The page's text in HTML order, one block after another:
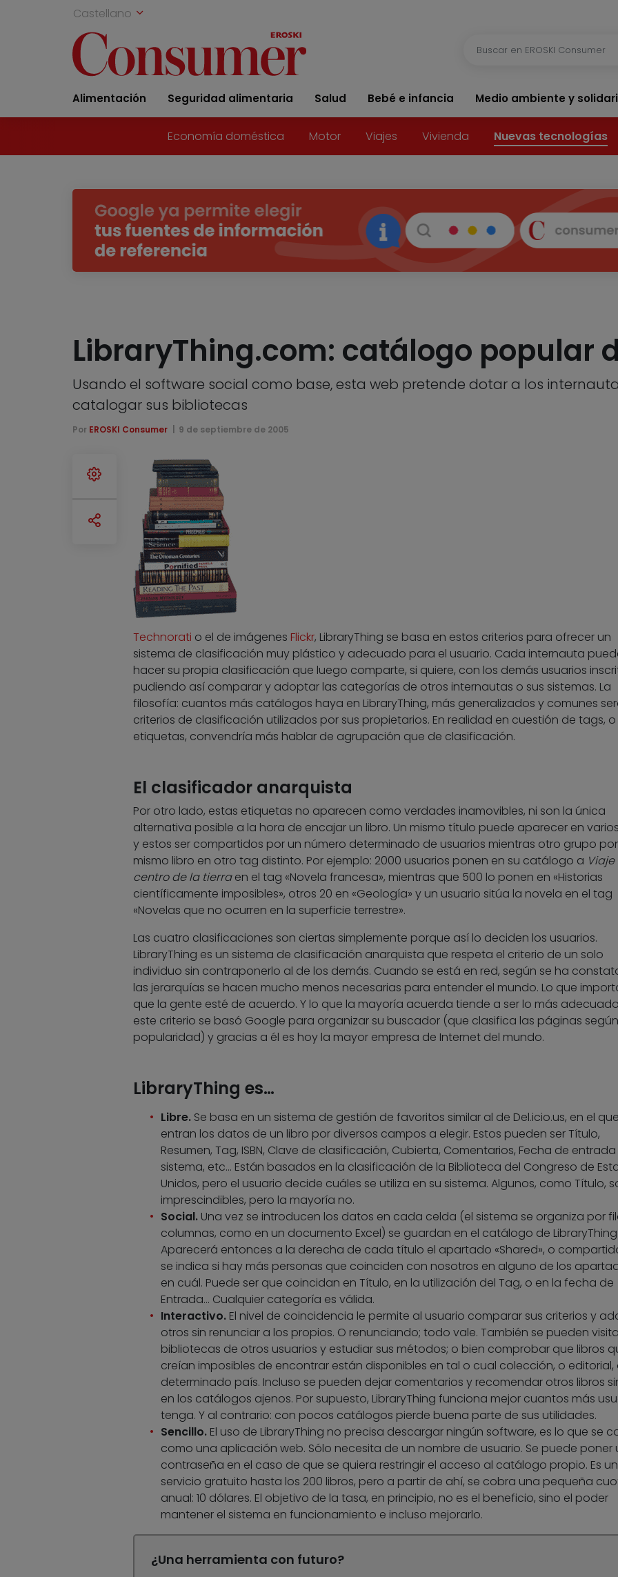
Castellano
Alimentación Seguridad alimentaria Salud Bebé e infancia Medio ambiente y
Economía doméstica Motor Viajes Vivienda Nuevas tecnologías
LibraryThing.com: catálogo popular
Usando el software social como base, esta web pretende dotar a los
catalogar sus bibliotecas
Por EROSKI Consumer 9 de septiembre de 2005
Technorati o el de imágenes Flickr, LibraryThing se basa en estos criterios para ofrecer un
sistema de clasificación muy plástico y adecuado para el usuario. Cada internauta
hacer su propia clasificación que luego comparte, si quiere, con los demás usuarios
pudiendo así comparar y adoptar las categorías de otros internautas o sus sistemas. La
filosofía: cuantos más catálogos haya en LibraryThing, más generalizados y comunes
criterios de clasificación utilizados por sus propietarios. En realidad en cuestión de tags, o
etiquetas, convendría más hablar de agrupación que de clasificación.
El clasificador anarquista
Por otro lado, estas etiquetas no aparecen como verdades inamovibles, ni son la única
alternativa posible a la hora de encajar un libro. Un mismo título puede aparecer en
y estos ser compartidos por un número determinado de usuarios mientras otro grupo
mismo libro en otro tag distinto. Por ejemplo: 2000 usuarios ponen en su catálogo a Viaje
centro de la tierraen el tag «Novela francesa», mientras que 500 lo ponen en «Historias
científicamente imposibles», otros 20 en «Geología» y un usuario sitúa la novela en el tag
«Novelas que no ocurren en la superficie terrestre».
Las cuatro clasificaciones son ciertas simplemente porque así lo deciden los usuarios.
LibraryThing es un sistema de clasificación anarquista que respeta el criterio de un solo
individuo sin contraponerlo al de los demás. Cuando se está en red, según se ha
las jerarquías se hacen mucho menos necesarias para entender el mundo. Lo que
que la gente esté de acuerdo. Y lo que la mayoría acuerda tiende a ser lo más
este criterio se basó Google para organizar su buscador (que clasifica las páginas
popularidad) y gracias a él es hoy la mayor empresa de Internet del mundo.
LibraryThing es…
Libre. Se basa en un sistema de gestión de favoritos similar al de Del.icio.us, en el
entran los datos de un libro por diversos campos a elegir. Estos pueden ser Título,
Resumen, Tag, ISBN, Clave de clasificación, Cubierta, Comentarios, Fecha de entrada
sistema, etc… Están basados en la clasificación de la Biblioteca del Congreso de
Unidos, pero el usuario decide cuáles se utiliza en su sistema. Algunos, como Título,
imprescindibles, pero la mayoría no.
Social.Una vez se introducen los datos en cada celda (el sistema se organiza por
columnas, como en un documento Excel) se guardan en el catálogo de LibraryThing.
Aparecerá entonces a la derecha de cada título el apartado «Shared», o
se indica si hay más personas que coinciden con nosotros en alguno de los
en cuál. Puede ser que coincidan en Título, en la utilización del Tag, o en la fecha de
Entrada… Cualquier categoría es válida.
Interactivo.El nivel de coincidencia le permite al usuario comparar sus criterios y
otros sin renunciar a los propios. O renunciando; todo vale. También se pueden
bibliotecas de otros usuarios y estudiar sus métodos; o bien comprobar que libros
creían imposibles de encontrar están disponibles en tal o cual colección, o editorial,
determinado país. Incluso se pueden dejar comentarios y recomendar otros libros
en los catálogos ajenos. Por supuesto, LibraryThing funciona mejor cuantos más
tenga. Y al contrario: con pocos catálogos pierde buena parte de sus utilidades.
Sencillo.El uso de LibraryThing no precisa descargar ningún software, es lo que se
como una aplicación web. Sólo necesita de un nombre de usuario. Se puede poner
contraseña en el caso de que se quiera restringir el acceso al catálogo propio. Es un
servicio gratuito hasta los 200 libros, pero a partir de ahí, se cobra una pequeña
anual: 10 dólares. El objetivo de la tasa, en principio, no es el beneficio, sino el poder
mantener el sistema en funcionamiento e incluso mejorarlo.
¿Una herramienta con futuro?